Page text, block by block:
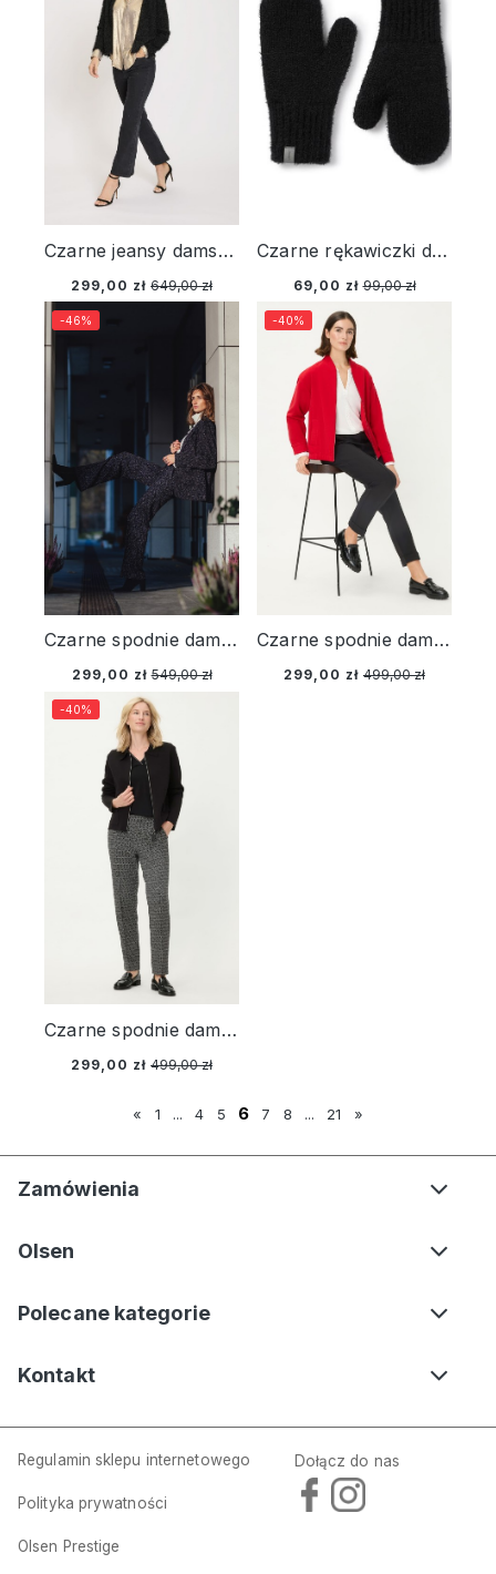
Czarne jeansy damskie Mona Bootcut – Designer Choice
299,00 zł 649,00 zł
Czarne rękawiczki damskie z wełną
69,00 zł 99,00 zł
Czarne spodnie damskie Anna Wide z połyskiem – Liaison en Vogue
299,00 zł 549,00 zł
-46%
Czarne spodnie damskie Lisa – Urban Wild
299,00 zł 499,00 zł
-40%
Czarne spodnie damskie Lisa Straight z geometrycznym wzorem – Liaison en Vogue
299,00 zł 499,00 zł
-40%
« 1 ... 4 5 6 7 8 ... 21 »
Zamówienia
Olsen
Polecane kategorie
Kontakt
Regulamin sklepu internetowego
Polityka prywatności
Olsen Prestige
Dołącz do nas